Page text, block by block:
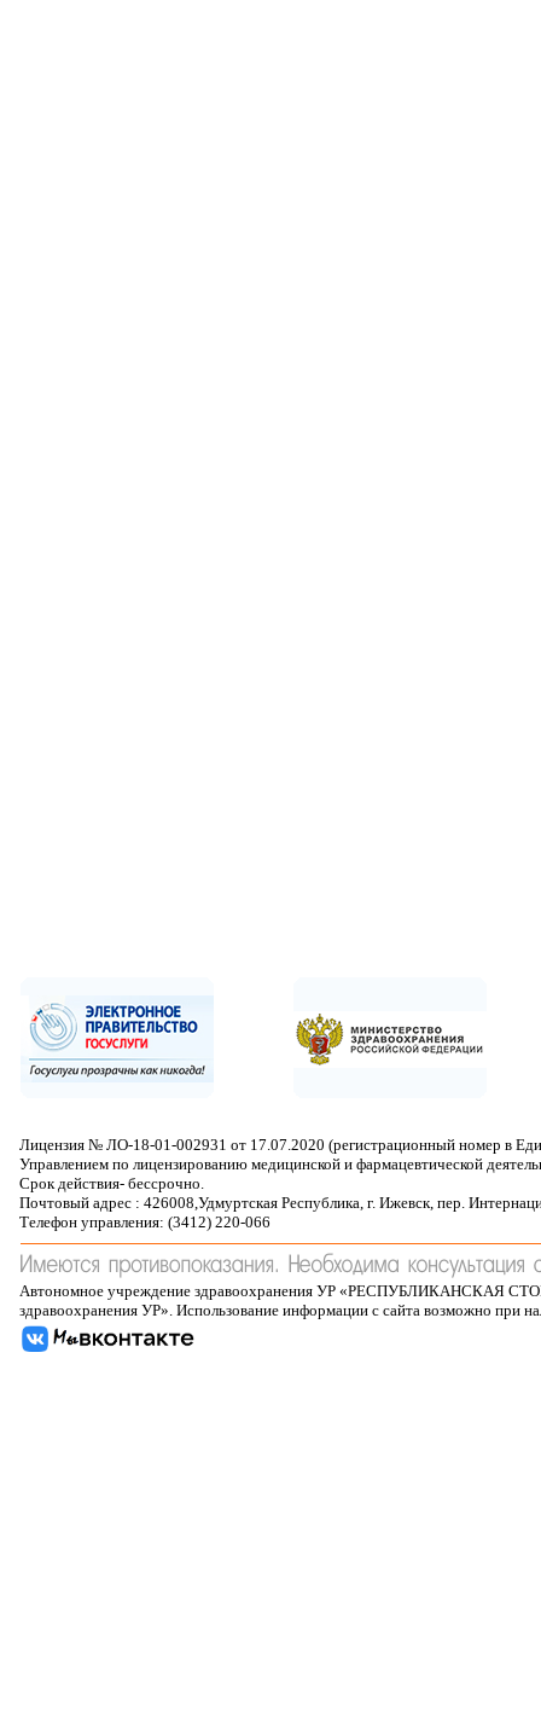
Лицензия № ЛО-18-01-002931 от 17.07.2020 (регистрационный номер в
Управлением по лицензированию медицинской и фармацевтической
Срок действия- бессрочно.
Почтовый адрес : 426008,Удмуртская Республика, г. Ижевск, пер.
Телефон управления: (3412) 220-066
Автономное учреждение здравоохранения УР
здравоохранения УР». Использование информации с сайта возможно при